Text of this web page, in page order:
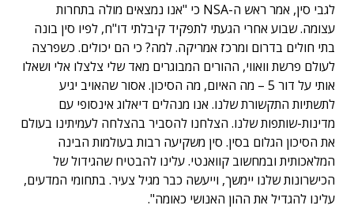
לגבי סין, אמר ראש ה-NSA כי "אנו נמצאים מולה בתחרות
עצומה. שבוע אחרי הגעתי לתפקיד קיבלתי דו"ח, לפיו סין בונה
בתי חולים בדרום ומרכז אמריקה. למה? כי הם יכולים. כשפרצה
לעולם פרשת וואווי, ההורים המבוגרים מאד שלי צלצלו אלי ושאלו
אותי על דור 5 – מה האיום, מה הסיכון. אסור שהאויב יגיע
לתשתיות התקשורת שלנו. אנו מנהלים דיאלוג אינסופי עם
מדינות-שותפות שלנו. הצלחנו להסביר בהצלחה לעמיתינו בעולם
את הסיכון הגלום בסין. סין משקיעה רבות בעולמות הבינה
המלאכותית ובמחשוב קוואנטי. עלינו להבטיח שהגידול של
הכישרונות שלנו יימשך, וייעשה כבר מגיל צעיר. בתחומי המדעים,
עלינו להגדיל את ההון האנושי כאומה".